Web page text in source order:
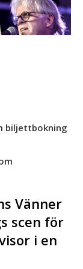
biljettbokning
Vänner
scen för
i en